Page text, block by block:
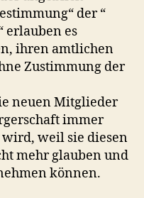
der “
erlauben es
ihren amtlichen
Zustimmung der
neuen Mitglieder
immer
weil sie diesen
mehr glauben und
können.